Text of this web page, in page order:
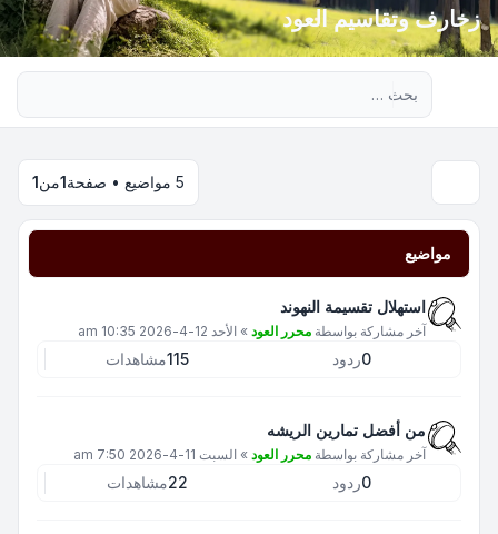
زخارف وتقاسيم العود
5 مواضيع • صفحة 1من1
مواضيع
استهلال تقسيمة النهوند
آخر مشاركة بواسطة محرر العود » الأحد 12-4-2026 10:35 am
0ردود 115مشاهدات
من أفضل تمارين الريشه
آخر مشاركة بواسطة محرر العود » السبت 11-4-2026 7:50 am
0ردود 22مشاهدات